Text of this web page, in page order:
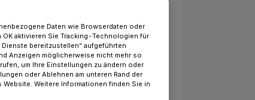
Daten wie Browserdaten oder
OK aktivieren Sie Tracking-Technologien für
Dienste bereitzustellen“ aufgeführten
Anzeigen möglicherweise nicht mehr so
um Ihre Einstellungen zu ändern oder
oder Ablehnen am unteren Rand der
Weitere Informationen finden Sie in